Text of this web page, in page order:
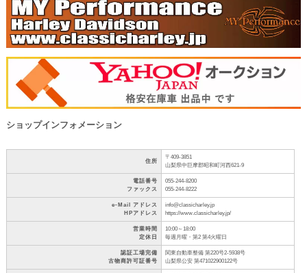
ショップインフォメーション
住所
〒409-3851
山梨県中巨摩郡昭和町河西621-9
電話番号
ファックス
055-244-8200
055-244-8222
e-Mail アドレス
HPアドレス
info@classicharley.jp
https://www.classicharley.jp/
営業時間
定休日
10:00～18:00
毎週月曜・第2 第4火曜日
認証工場完備
古物商許可証番号
関東自動車整備 第220号2-5938号
山梨県公安 第471022900122号